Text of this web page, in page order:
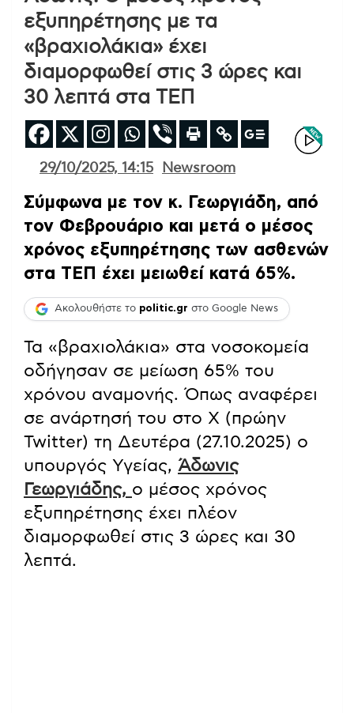
εξυπηρέτησης με τα
«βραχιολάκια» έχει
διαμορφωθεί στις 3 ώρες και
30 λεπτά στα ΤΕΠ
29/10/2025, 14:15 Newsroom
Σύμφωνα με τον κ. Γεωργιάδη, από
τον Φεβρουάριο και μετά ο μέσος
χρόνος εξυπηρέτησης των ασθενών
στα ΤΕΠ έχει μειωθεί κατά 65%.
Ακολουθήστε το politic.gr στο Google News
Τα «βραχιολάκια» στα νοσοκομεία
οδήγησαν σε μείωση 65% του
χρόνου αναμονής. Όπως αναφέρει
σε ανάρτησή του στο Χ (πρώην
Twitter) τη Δευτέρα (27.10.2025) ο
υπουργός Υγείας, Άδωνις
Γεωργιάδης, ο μέσος χρόνος
εξυπηρέτησης έχει πλέον
διαμορφωθεί στις 3 ώρες και 30
λεπτά.